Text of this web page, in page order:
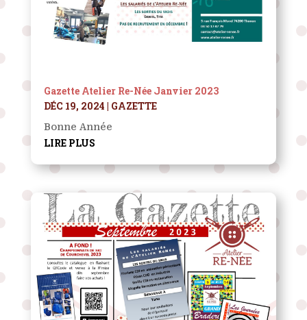
Gazette Atelier Re-Née Janvier 2023
DÉC 19, 2024 | GAZETTE
Bonne Année
LIRE PLUS